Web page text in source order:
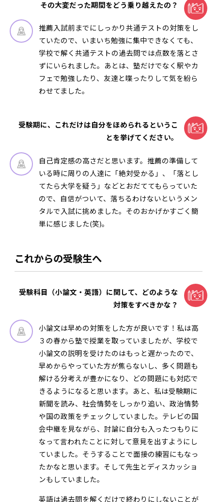
その大変だった期間をどう乗り越えたの？
推薦入試前までにしっかり共通テストの対策をし
ていたので、いまいち勉強に集中できなくても、
学校で解く共通テストの過去問では点数を落とさ
ずにいられました。あとは、塾だけでなく駅やカ
フェで勉強したり、友達と喋ったりして気を紛ら
わせてました。
受験期に、これだけは自分をほめられるというこ
とを挙げてください。
自己肯定感の高さだと思います。推薦の準備して
いる時に周りの人達に「絶対受かる」、「落とし
てたら大学を疑う」などとおだててもらっていた
ので、自信がついて、落ちるわけないというメン
タルで入試に挑めました。そのおかげかすごく簡
単に感じました(笑)。
これからの受験生へ
受験科目（小論文・英語）に関して、どのような
対策をすべきかな？
小論文は早めの対策をした方が良いです！私は高
３の春から塾で授業を取っていましたが、学校で
小論文の説明を受けたのはもっと遅かったので、
早めからやっていた方が焦らないし、多く問題も
解ける分考えが豊かになり、どの問題にも対応で
きるようになると思います。あと、私は受験期に
新聞を読み、社会情勢をしっかり追い、政治情勢
や国の政策をチェックしていました。テレビの国
会中継を見ながら、討論に自分も入ったつもりに
なって言われたことに対して意見を出すようにし
ていました。そうすることで面接の練習にもなっ
たかなと思います。そして先生とディスカッショ
ンもしていました。
英語は過去問を解くだけで終わりにしないことが